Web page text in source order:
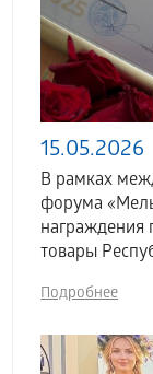
15.05.2026
В рамках
форума
награждения
товары
Подробнее